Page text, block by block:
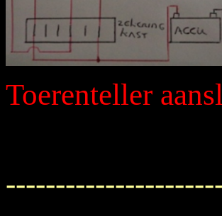
Toerenteller